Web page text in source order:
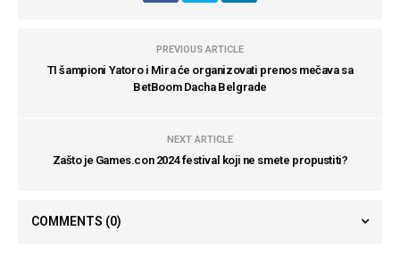
PREVIOUS ARTICLE
TI šampioni Yatoro i Mira će organizovati prenos mečava sa
BetBoom Dacha Belgrade
NEXT ARTICLE
Zašto je Games.con 2024 festival koji ne smete propustiti?
COMMENTS (0)